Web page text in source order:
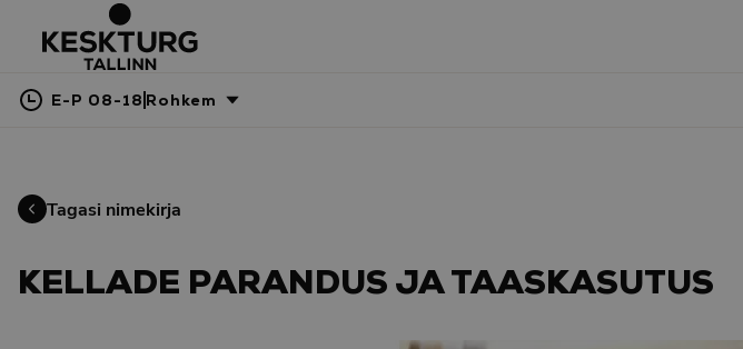
E-P 08-18 Rohkem
Tagasi nimekirja
KELLADE PARANDUS JA TAASKASUTUS